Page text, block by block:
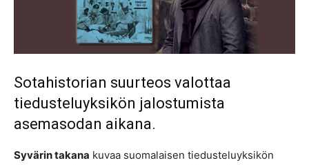
Sotahistorian suurteos valottaa
tiedusteluyksikön jalostumista
asemasodan aikana.
Syvärin takana kuvaa suomalaisen tiedusteluyksikön